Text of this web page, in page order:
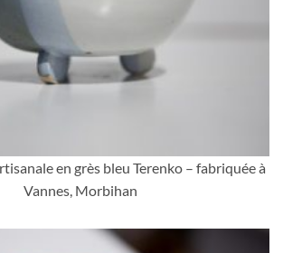
en grès bleu Terenko – fabriquée à
Vannes, Morbihan